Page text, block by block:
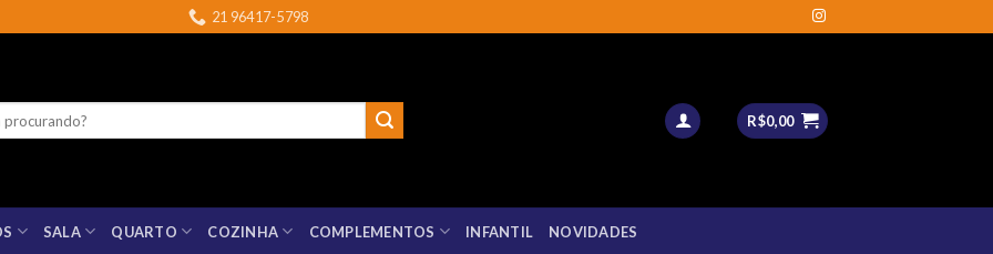
21 96417-5798
R$0,00
SALA QUARTO COZINHA COMPLEMENTOS INFANTIL NOVIDADES